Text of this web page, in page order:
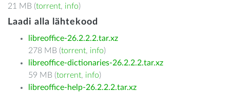
21 MB (torrent, info)
Laadi alla lähtekood
libreoffice-26.2.2.2.tar.xz
278 MB (torrent, info)
libreoffice-dictionaries-26.2.2.2.tar.xz
59 MB (torrent, info)
libreoffice-help-26.2.2.2.tar.xz